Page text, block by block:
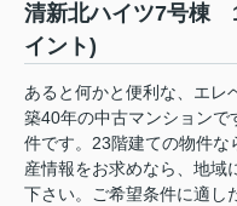
清新北ハイツ7号棟
イント)
あると何かと便利な、エレ
築40年の中古マンションで
件です。23階建ての物件な
産情報をお求めなら、地域
下さい。ご希望条件に適し